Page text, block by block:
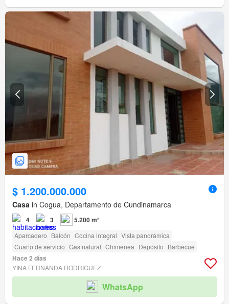
$ 1.200.000.000
Casa in Cogua, Departamento de Cundinamarca
4 3 5.200 m²
Aparcadero Balcón Cocina integral Vista panorámica
Cuarto de servicio Gas natural Chimenea Depósito Barbecue
Hace 2 días
YINA FERNANDA RODRIGUEZ
WhatsApp